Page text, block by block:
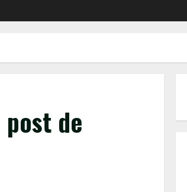
de